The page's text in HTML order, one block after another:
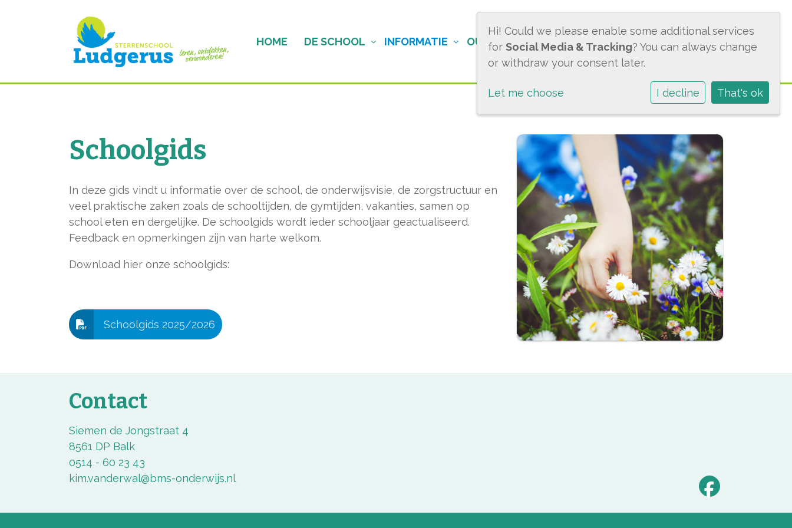
HOME DE SCHOOL INFORMATIE OUDERS ACTUEEL CONTACT BMS
Schoolgids
In deze gids vindt u informatie over de school, de onderwijsvisie, de zorgstructuur en
veel praktische zaken zoals de schooltijden, de gymtijden, vakanties, samen op
school eten en dergelijke. De schoolgids wordt ieder schooljaar geactualiseerd.
Feedback en opmerkingen zijn van harte welkom.
Download hier onze schoolgids:
Schoolgids 2025/2026
Contact
Siemen de Jongstraat 4
8561 DP Balk
0514 - 60 23 43
kim.vanderwal@bms-onderwijs.nl
Hi! Could we please enable some additional services
for Social Media & Tracking? You can always change
or withdraw your consent later.
Let me choose I decline That's ok